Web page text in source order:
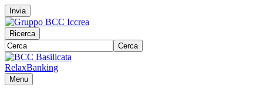
Invia
Ricerca
Cerca
RelaxBanking
Menu